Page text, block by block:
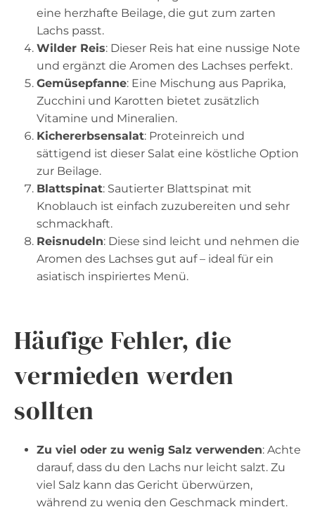
eine herzhafte Beilage, die gut zum zarten
Lachs passt.
Wilder Reis: Dieser Reis hat eine nussige Note
und ergänzt die Aromen des Lachses perfekt.
Gemüsepfanne: Eine Mischung aus Paprika,
Zucchini und Karotten bietet zusätzlich
Vitamine und Mineralien.
Kichererbsensalat: Proteinreich und
sättigend ist dieser Salat eine köstliche Option
zur Beilage.
Blattspinat: Sautierter Blattspinat mit
Knoblauch ist einfach zuzubereiten und sehr
schmackhaft.
Reisnudeln: Diese sind leicht und nehmen die
Aromen des Lachses gut auf – ideal für ein
asiatisch inspiriertes Menü.
Häufige Fehler, die
vermieden werden
sollten
Zu viel oder zu wenig Salz verwenden: Achte
darauf, dass du den Lachs nur leicht salzt. Zu
viel Salz kann das Gericht überwürzen,
während zu wenig den Geschmack mindert.